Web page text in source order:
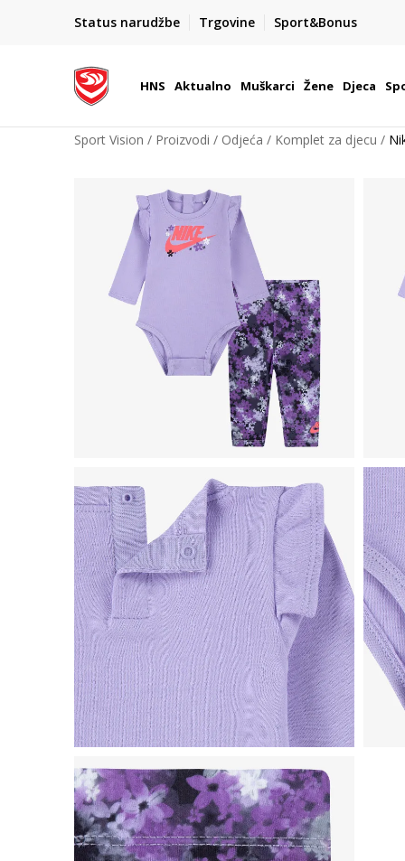
Status narudžbe Trgovine Sport&Bonus
BOX NOW
Dostava 1,50 €
| Više od 800 paketomata u Hrvatskoj
HNS Aktualno Muškarci Žene Djeca
Sport Vision Proizvodi Odjeća Komplet za djecu